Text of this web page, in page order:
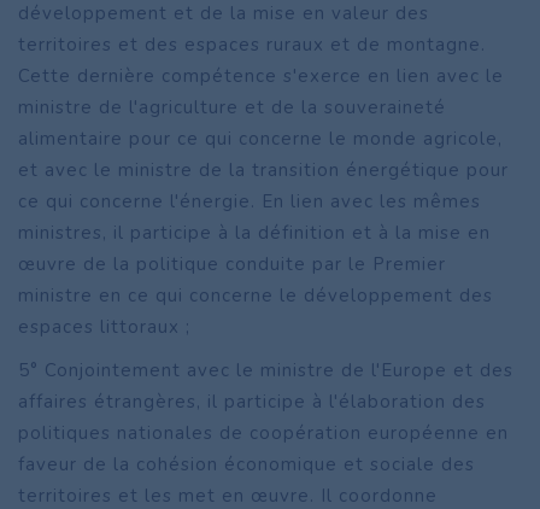
développement et de la mise en valeur des
territoires et des espaces ruraux et de montagne.
Cette dernière compétence s'exerce en lien avec le
ministre de l'agriculture et de la souveraineté
alimentaire pour ce qui concerne le monde agricole,
et avec le ministre de la transition énergétique pour
ce qui concerne l'énergie. En lien avec les mêmes
ministres, il participe à la définition et à la mise en
œuvre de la politique conduite par le Premier
ministre en ce qui concerne le développement des
espaces littoraux ;
5° Conjointement avec le ministre de l'Europe et des
affaires étrangères, il participe à l'élaboration des
politiques nationales de coopération européenne en
faveur de la cohésion économique et sociale des
territoires et les met en œuvre. Il coordonne